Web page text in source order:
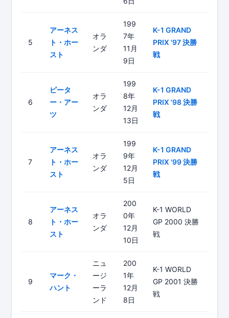
5
アーネス
ト・ホー
スト
オラ
ンダ
199
7年
11月
9日
K-1 GRAND
PRIX '97 決勝
戦
6
ピータ
ー・アー
ツ
オラ
ンダ
199
8年
12月
13日
K-1 GRAND
PRIX '98 決勝
戦
7
アーネス
ト・ホー
スト
オラ
ンダ
199
9年
12月
5日
K-1 GRAND
PRIX '99 決勝
戦
8
アーネス
ト・ホー
スト
オラ
ンダ
200
0年
12月
10日
K-1 WORLD
GP 2000 決勝
戦
9
マーク・
ハント
ニュ
ージ
ーラ
ンド
200
1年
12月
8日
K-1 WORLD
GP 2001 決勝
戦